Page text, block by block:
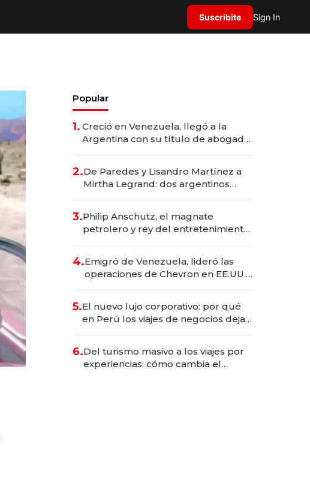
Suscribite Sign In
Popular
1. Creció en Venezuela, llegó a la
Argentina con su título de abogado
marcas "fast premium"
2.De Paredes y Lisandro Martínez a
Mirtha Legrand: dos argentinos
3.Philip Anschutz, el magnate
petrolero y rey del entretenimiento
4.Emigró de Venezuela, lideró las
operaciones de Chevron en EE.UU.
5.El nuevo lujo corporativo: por qué
en Perú los viajes de negocios dejan
6.Del turismo masivo a los viajes por
experiencias: cómo cambia el